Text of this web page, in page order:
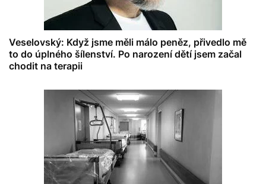
Veselovský: Když jsme měli málo peněz, přivedlo mě
to do úplného šílenství. Po narození dětí jsem začal
chodit na terapii